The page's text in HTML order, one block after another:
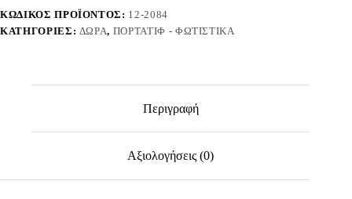
322104
ποσότητα
ΚΩΔΙΚΌΣ ΠΡΟΪΌΝΤΟΣ: 12-2084
ΚΑΤΗΓΟΡΊΕΣ: ΔΏΡΑ, ΠΟΡΤΑΤΊΦ - ΦΩΤΙΣΤΙΚΆ
Περιγραφή
Αξιολογήσεις (0)